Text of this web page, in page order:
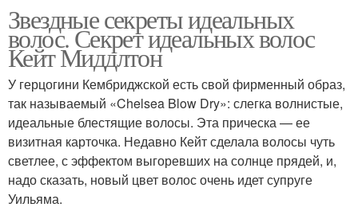
Звездные секреты идеальных
волос. Секрет идеальных волос
Кейт Миддлтон
У герцогини Кембриджской есть свой фирменный образ,
так называемый «Chelsea Blow Dry»: слегка волнистые,
идеальные блестящие волосы. Эта прическа — ее
визитная карточка. Недавно Кейт сделала волосы чуть
светлее, с эффектом выгоревших на солнце прядей, и,
надо сказать, новый цвет волос очень идет супруге
Уильяма.